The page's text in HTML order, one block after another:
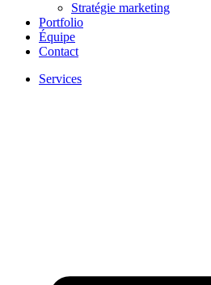
Stratégie marketing
Portfolio
Équipe
Contact
Services